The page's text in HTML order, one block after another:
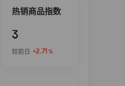
热销商品指数
3
较前日 +2.71 %